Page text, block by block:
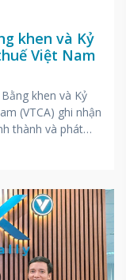
khen và Kỷ
Việt Nam
khen và Kỷ
(VTCA) ghi nhận
thành và phát